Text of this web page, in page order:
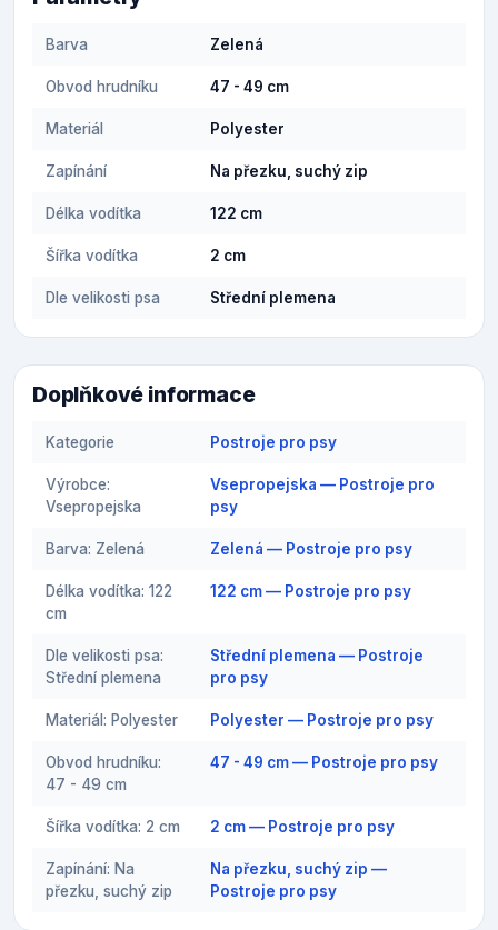
Barva Zelená
Obvod hrudníku 47 - 49 cm
Materiál Polyester
Zapínání Na přezku, suchý zip
Délka vodítka 122 cm
Šířka vodítka 2 cm
Dle velikosti psa Střední plemena
Doplňkové informace
Kategorie Postroje pro psy
Výrobce:
Vsepropejska
Vsepropejska — Postroje pro
psy
Barva: Zelená Zelená — Postroje pro psy
Délka vodítka: 122
cm
122 cm — Postroje pro psy
Dle velikosti psa:
Střední plemena
Střední plemena — Postroje
pro psy
Materiál: Polyester Polyester — Postroje pro psy
Obvod hrudníku:
47 - 49 cm
47 - 49 cm — Postroje pro psy
Šířka vodítka: 2 cm 2 cm — Postroje pro psy
Zapínání: Na
přezku, suchý zip
Na přezku, suchý zip —
Postroje pro psy